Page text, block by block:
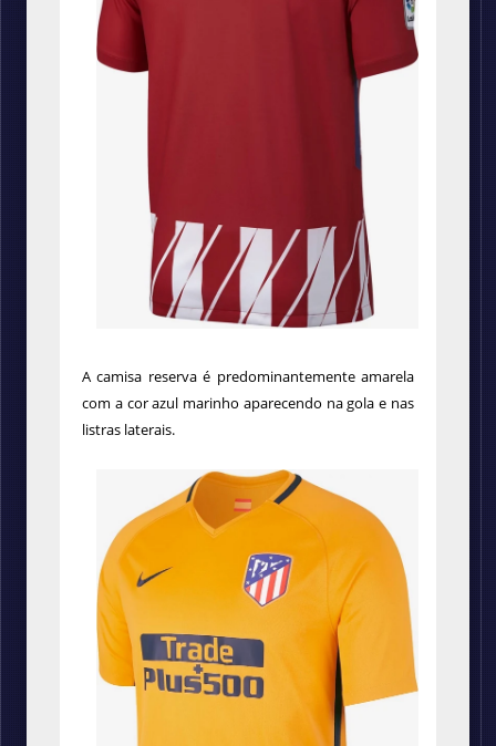
A camisa reserva é predominantemente amarela
com a cor azul marinho aparecendo na gola e nas
listras laterais.